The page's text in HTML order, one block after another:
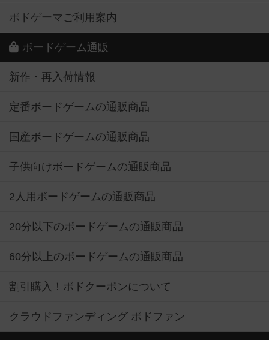
ボドゲーマご利用案内
ボードゲーム通販
新作・再入荷情報
定番ボードゲームの通販商品
国産ボードゲームの通販商品
子供向けボードゲームの通販商品
2人用ボードゲームの通販商品
20分以下のボードゲームの通販商品
60分以上のボードゲームの通販商品
割引購入！ボドクーポンについて
クラウドファンディング ボドファン